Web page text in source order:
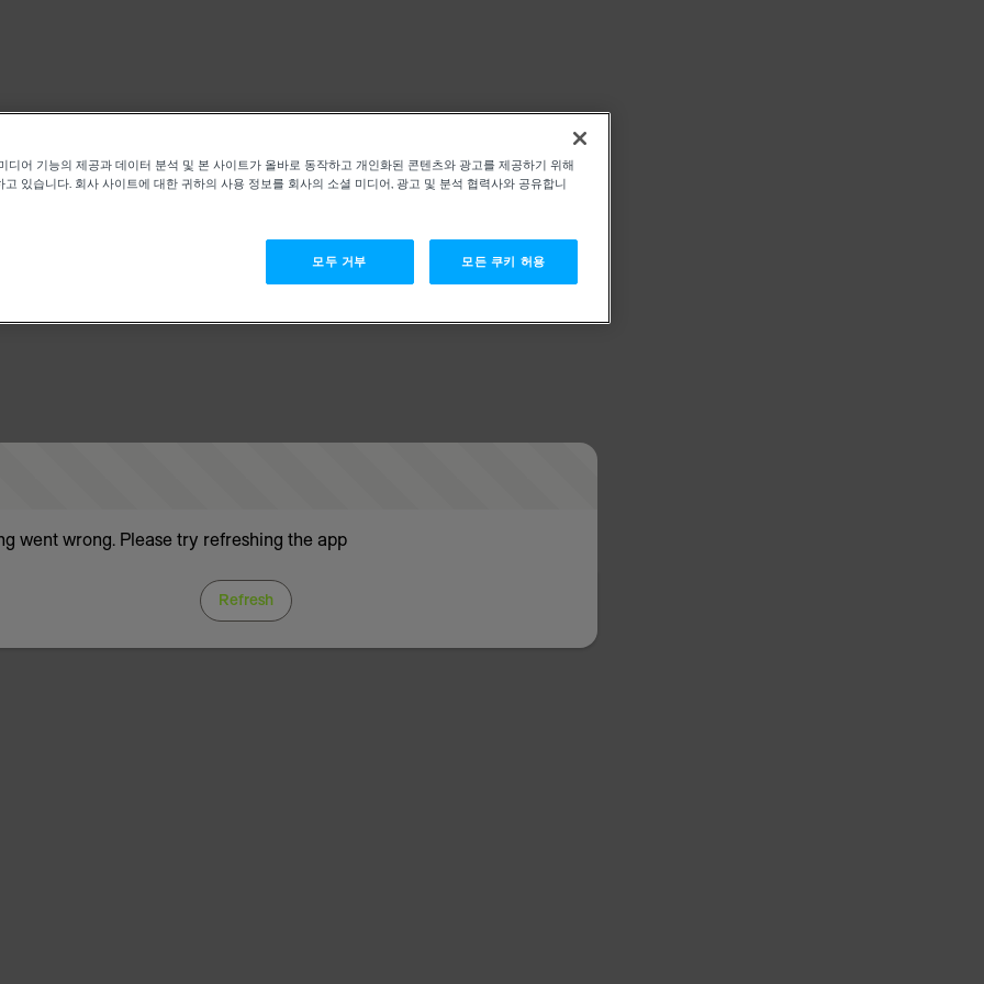
went wrong. Please try refreshing the app
Refresh
디어 기능의 제공과 데이터 분석 및 본 사이트가 올바로 동작하고 개인화된 콘텐츠와 광고를 제공하기 위해
고 있습니다. 회사 사이트에 대한 귀하의 사용 정보를 회사의 소셜 미디어, 광고 및 분석 협력사와 공유합니
모두 거부 모든 쿠키 허용